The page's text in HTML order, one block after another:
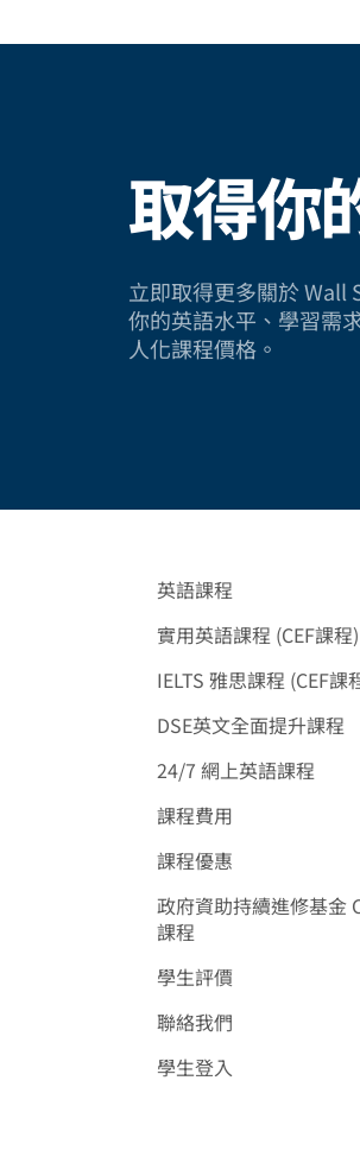
取得你
立即取得更多關於 Wall
你的英語水平、學習需
人化課程價格。
英語課程
實用英語課程 (CEF課程)
IELTS 雅思課程 (CEF課
DSE英文全面提升課程
24/7 網上英語課程
課程費用
課程優惠
政府資助持續進修基金
課程
學生評價
聯絡我們
學生登入